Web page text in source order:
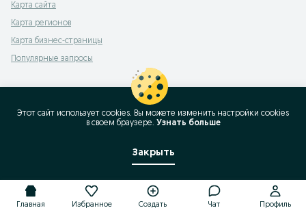
Карта сайта
Карта регионов
Карта бизнес-страницы
Популярные запросы
Главная Избранное Создать Чат Профиль
Этот сайт использует cookies. Вы можете изменить настройки cookies
в своeм браузере. Узнать больше
Закрыть